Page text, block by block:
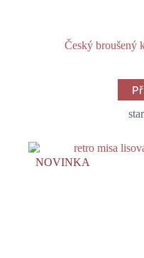
Český broušený
NOVINKA